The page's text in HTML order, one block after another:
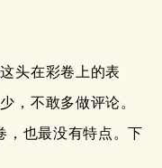
头在彩卷上的表
，不敢多做评论。
，也最没有特点。下